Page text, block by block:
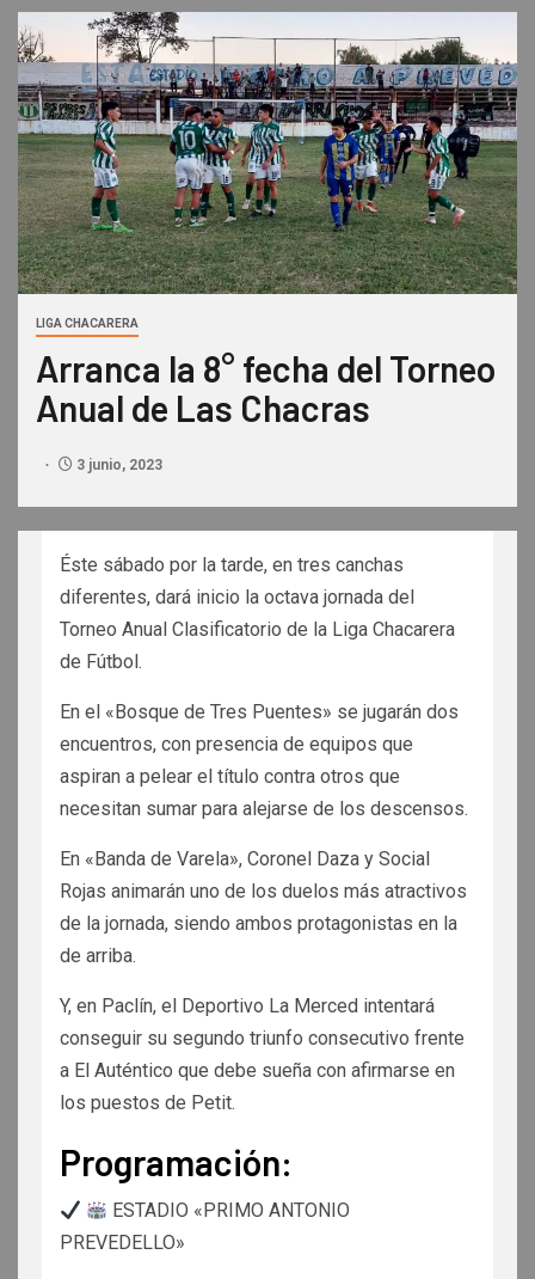
LIGA CHACARERA
Arranca la 8° fecha del Torneo
Anual de Las Chacras
3 junio, 2023
Éste sábado por la tarde, en tres canchas
diferentes, dará inicio la octava jornada del
Torneo Anual Clasificatorio de la Liga Chacarera
de Fútbol.
En el «Bosque de Tres Puentes» se jugarán dos
encuentros, con presencia de equipos que
aspiran a pelear el título contra otros que
necesitan sumar para alejarse de los descensos.
En «Banda de Varela», Coronel Daza y Social
Rojas animarán uno de los duelos más atractivos
de la jornada, siendo ambos protagonistas en la
de arriba.
Y, en Paclín, el Deportivo La Merced intentará
conseguir su segundo triunfo consecutivo frente
a El Auténtico que debe sueña con afirmarse en
los puestos de Petit.
Programación:
ESTADIO «PRIMO ANTONIO
PREVEDELLO»